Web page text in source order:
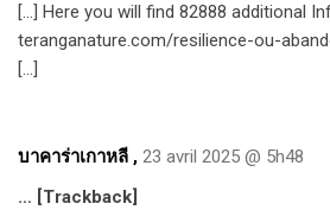
[…] Here you will find 82888 additional
teranganature.com/resilience-ou-
[…]
บาคาร่าเกาหลี , 23 avril 2025 @ 5h48
… [Trackback]